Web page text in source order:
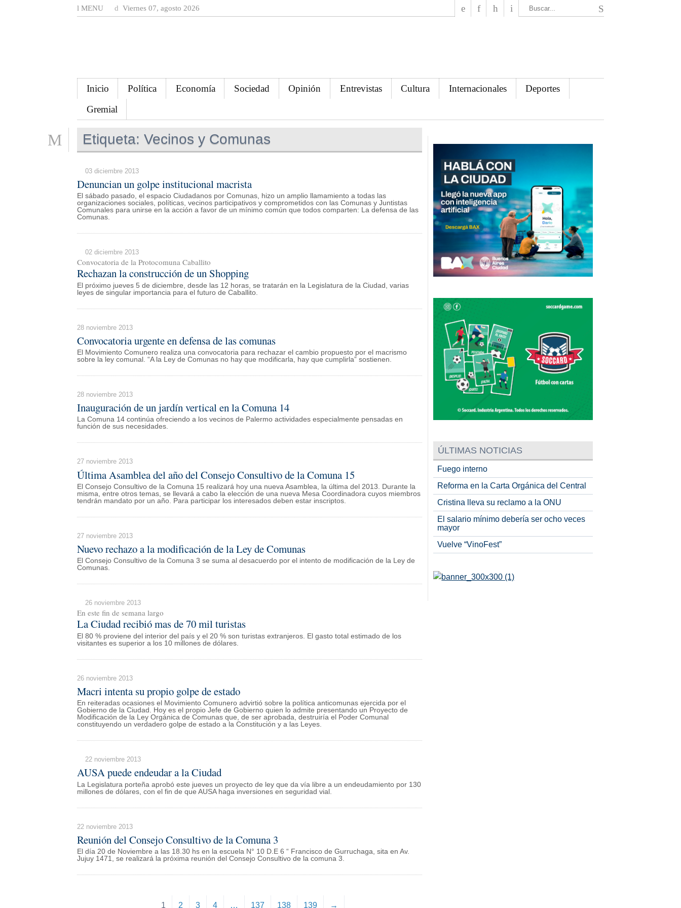
MENU Viernes 07, agosto 2026
Inicio Política Economía Sociedad Opinión Entrevistas Cultura Internacionales
Deportes
Gremial
Etiqueta: Vecinos y Comunas
03 diciembre 2013
Denuncian un golpe institucional macrista
El sábado pasado, el espacio Ciudadanos por Comunas, hizo un amplio llamamiento a todas las
organizaciones sociales, políticas, vecinos participativos y comprometidos con las Comunas y Juntistas
Comunales para unirse en la acción a favor de un mínimo común que todos comparten: La defensa de las
Comunas.
02 diciembre 2013
Convocatoria de la Protocomuna Caballito
Rechazan la construcción de un Shopping
El próximo jueves 5 de diciembre, desde las 12 horas, se tratarán en la Legislatura de la Ciudad, varias
leyes de singular importancia para el futuro de Caballito.
28 noviembre 2013
Convocatoria urgente en defensa de las comunas
El Movimiento Comunero realiza una convocatoria para rechazar el cambio propuesto por el macrismo
sobre la ley comunal. “A la Ley de Comunas no hay que modificarla, hay que cumplirla” sostienen.
28 noviembre 2013
Inauguración de un jardín vertical en la Comuna 14
La Comuna 14 continúa ofreciendo a los vecinos de Palermo actividades especialmente pensadas en
función de sus necesidades.
27 noviembre 2013
Última Asamblea del año del Consejo Consultivo de la Comuna 15
El Consejo Consultivo de la Comuna 15 realizará hoy una nueva Asamblea, la última del 2013. Durante la
misma, entre otros temas, se llevará a cabo la elección de una nueva Mesa Coordinadora cuyos miembros
tendrán mandato por un año. Para participar los interesados deben estar inscriptos.
27 noviembre 2013
Nuevo rechazo a la modificación de la Ley de Comunas
El Consejo Consultivo de la Comuna 3 se suma al desacuerdo por el intento de modificación de la Ley de
Comunas.
26 noviembre 2013
En este fin de semana largo
La Ciudad recibió mas de 70 mil turistas
El 80 % proviene del interior del país y el 20 % son turistas extranjeros. El gasto total estimado de los
visitantes es superior a los 10 millones de dólares.
26 noviembre 2013
Macri intenta su propio golpe de estado
En reiteradas ocasiones el Movimiento Comunero advirtió sobre la política anticomunas ejercida por el
Gobierno de la Ciudad. Hoy es el propio Jefe de Gobierno quien lo admite presentando un Proyecto de
Modificación de la Ley Orgánica de Comunas que, de ser aprobada, destruiría el Poder Comunal
constituyendo un verdadero golpe de estado a la Constitución y a las Leyes.
22 noviembre 2013
AUSA puede endeudar a la Ciudad
La Legislatura porteña aprobó este jueves un proyecto de ley que da vía libre a un endeudamiento por 130
millones de dólares, con el fin de que AUSA haga inversiones en seguridad vial.
22 noviembre 2013
Reunión del Consejo Consultivo de la Comuna 3
El día 20 de Noviembre a las 18.30 hs en la escuela N° 10 D.E 6 “ Francisco de Gurruchaga, sita en Av.
Jujuy 1471, se realizará la próxima reunión del Consejo Consultivo de la comuna 3.
1 2 3 4 … 137 138 139 →
ÚLTIMAS NOTICIAS
Fuego interno
Reforma en la Carta Orgánica del Central
Cristina lleva su reclamo a la ONU
El salario mínimo debería ser ocho veces
mayor
Vuelve “VinoFest”